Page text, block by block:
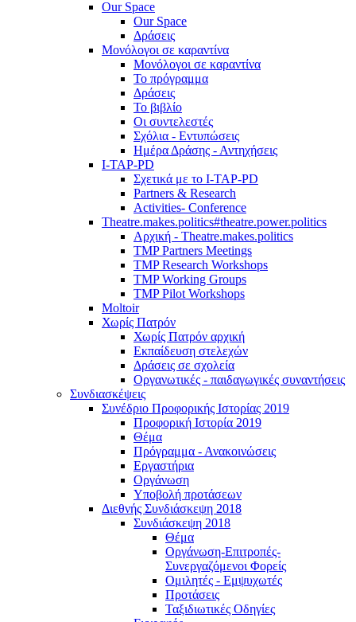
Our Space
Our Space
Δράσεις
Μονόλογοι σε καραντίνα
Μονόλογοι σε καραντίνα
Το πρόγραμμα
Δράσεις
Το βιβλίο
Οι συντελεστές
Σχόλια - Εντυπώσεις
Ημέρα Δράσης - Αντηχήσεις
I-TAP-PD
Σχετικά με το I-TAP-PD
Partners & Research
Activities- Conference
Theatre.makes.politics#theatre.power.politics
Αρχική - Theatre.makes.politics
TMP Partners Meetings
TMP Research Workshops
TMP Working Groups
TMP Pilot Workshops
Moltoir
Χωρίς Πατρόν
Χωρίς Πατρόν αρχική
Εκπαίδευση στελεχών
Δράσεις σε σχολεία
Οργανωτικές - παιδαγωγικές συναντήσεις
Συνδιασκέψεις
Συνέδριο Προφορικής Ιστορίας 2019
Προφορική Ιστορία 2019
Θέμα
Πρόγραμμα - Ανακοινώσεις
Εργαστήρια
Οργάνωση
Υποβολή προτάσεων
Διεθνής Συνδιάσκεψη 2018
Συνδιάσκεψη 2018
Θέμα
Οργάνωση-Επιτροπές-
Συνεργαζόμενοι Φορείς
Ομιλητές - Εμψυχωτές
Προτάσεις
Ταξιδιωτικές Οδηγίες